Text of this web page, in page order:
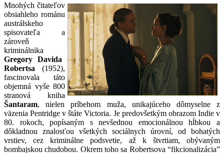
Mnohých čitateľov
obsiahleho románu
austrálskeho
spisovateľa a
zároveň
kriminálnika
Gregory Davida
Robertsa (1952),
fascinovala táto
objemná vyše 800
stranová kniha
Šantaram, nielen príbehom muža, unikajúceho dômyselne z
väzenia Pentridge v štáte Victoria. Je predovšetkým obrazom Indie v
80. rokoch, popísaným s nevšednou emocionálnou hĺbkou a
dôkladnou znalosťou všetkých sociálnych úrovní, od bohatých
vrstiev, cez kriminálne podsvetie, až k štvrtiam, obývaným
bombajskou chudobou. Okrem toho sa Robertsova “fikcionalizácia”